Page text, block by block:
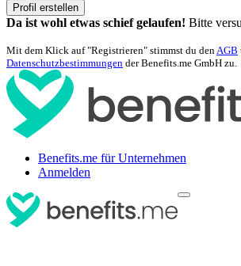
Profil erstellen
Da ist wohl etwas schief gelaufen! Bitte
Mit dem Klick auf "Registrieren" stimmst du denAGB
Datenschutzbestimmungen der Benefits.me GmbH zu.
Benefits.me für Unternehmen
Anmelden